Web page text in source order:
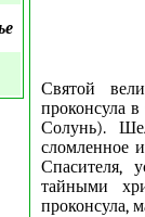
Святой
проконсула
Солунь).
сломленное
Спасителя,
тайными
проконсула,